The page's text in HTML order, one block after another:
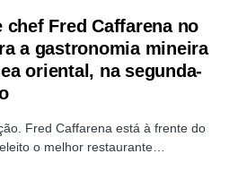
chef Fred Caffarena no
a gastronomia mineira
oriental, na segunda-
Fred Caffarena está à frente do
o melhor restaurante…